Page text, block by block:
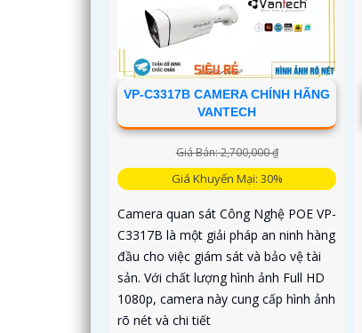
VP-C3317B CAMERA CHÍNH HÃNG
VANTECH
Giá Bán: 2,700,000 ₫
Giá Khuyến Mại: 30%
Camera quan sát Công Nghệ POE VP-
C3317B là một giải pháp an ninh hàng
đầu cho việc giám sát và bảo vệ tài
sản. Với chất lượng hình ảnh Full HD
1080p, camera này cung cấp hình ảnh
rõ nét và chi tiết